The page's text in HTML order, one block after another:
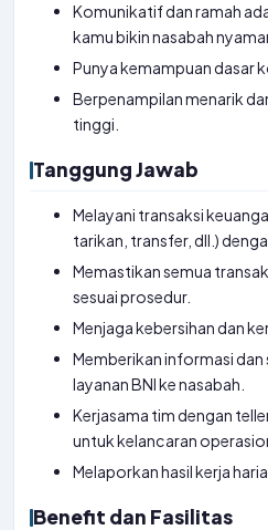
Komunikatif dan ramah
kamu bikin nasabah
Punya kemampuan dasar
Berpenampilan menarik
tinggi.
Tanggung Jawab
Melayani transaksi
tarikan, transfer, dll.)
Memastikan semua
sesuai prosedur.
Menjaga kebersihan dan
Memberikan informasi
layanan BNI ke nasabah.
Kerjasama tim dengan
untuk kelancaran
Melaporkan hasil kerja
Benefit dan Fasilitas